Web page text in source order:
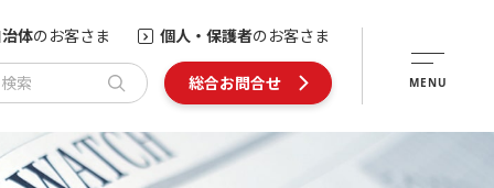
体のお客さま 個人・保護者のお客さま
索 総合お問合せ